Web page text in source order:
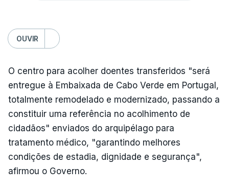
OUVIR
O centro para acolher doentes transferidos "será
entregue à Embaixada de Cabo Verde em Portugal,
totalmente remodelado e modernizado, passando a
constituir uma referência no acolhimento de
cidadãos" enviados do arquipélago para
tratamento médico, "garantindo melhores
condições de estadia, dignidade e segurança",
afirmou o Governo.